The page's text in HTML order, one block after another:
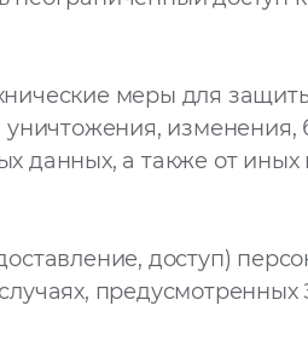
меры для
изменения,
данных, а также от
доступ)